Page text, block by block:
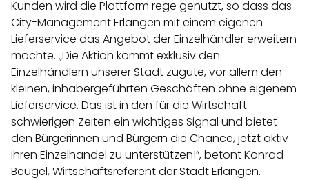
Kunden wird die Plattform rege genutzt, so dass das
City-Management Erlangen mit einem eigenen
Lieferservice das Angebot der Einzelhändler erweitern
möchte. „Die Aktion kommt exklusiv den
Einzelhändlern unserer Stadt zugute, vor allem den
kleinen, inhabergeführten Geschäften ohne eigenem
Lieferservice. Das ist in den für die Wirtschaft
schwierigen Zeiten ein wichtiges Signal und bietet
den Bürgerinnen und Bürgern die Chance, jetzt aktiv
ihren Einzelhandel zu unterstützen!“, betont Konrad
Beugel, Wirtschaftsreferent der Stadt Erlangen.